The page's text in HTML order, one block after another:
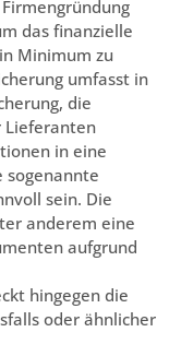
das finanzielle
Minimum zu
umfasst in
die
Lieferanten
in eine
sogenannte
sein. Die
anderem eine
aufgrund
hingegen die
oder ähnlicher